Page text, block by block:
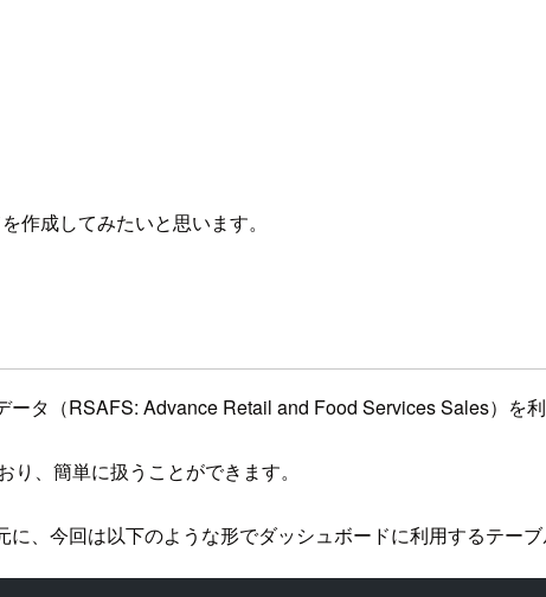
作成してみたいと思います。
ータ（RSAFS: Advance Retail and Food Services Sales）を
、簡単に扱うことができます。
に、今回は以下のような形でダッシュボードに利用するテー